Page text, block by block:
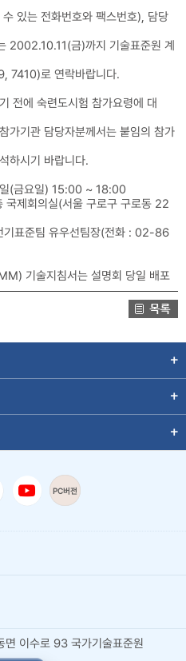
있는 전화번호와 팩스번호), 담당
2002.10.11(금)까지 기술표준원 계
7410)로 연락바랍니다.
전에 숙련도시험 참가요령에 대
가기관 담당자분께서는 붙임의 참가
하시기 바랍니다.
(금요일) 15:00 ~ 18:00
제회의실(서울 구로구 구로동 22
표준팀 유우선팀장(전화 : 02-86
기술지침서는 설명회 당일 배포
PC버전
이수로 93 국가기술표준원